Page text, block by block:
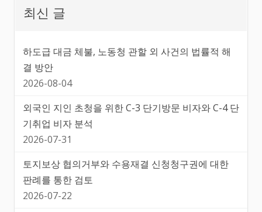
최신 글
하도급 대금 체불, 노동청 관할 외 사건의 법률적 해
결 방안
2026-08-04
외국인 지인 초청을 위한 C-3 단기방문 비자와 C-4 단
기취업 비자 분석
2026-07-31
토지보상 협의거부와 수용재결 신청청구권에 대한
판례를 통한 검토
2026-07-22